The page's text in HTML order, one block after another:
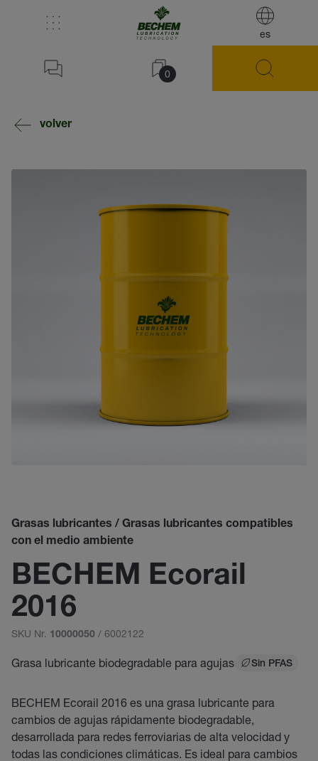
es
0
volver
Grasas lubricantes / Grasas lubricantes compatibles
con el medio ambiente
BECHEM Ecorail
2016
SKU Nr. 10000050 / 6002122
Grasa lubricante biodegradable para agujas Sin PFAS
BECHEM Ecorail 2016 es una grasa lubricante para
cambios de agujas rápidamente biodegradable,
desarrollada para redes ferroviarias de alta velocidad y
todas las condiciones climáticas. Es ideal para cambios